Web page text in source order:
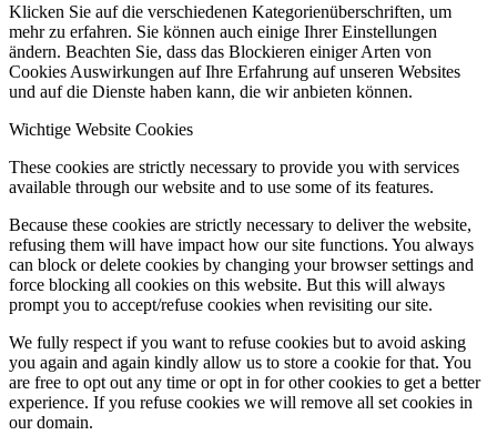
Klicken Sie auf die verschiedenen Kategorienüberschriften, um
mehr zu erfahren. Sie können auch einige Ihrer Einstellungen
ändern. Beachten Sie, dass das Blockieren einiger Arten von
Cookies Auswirkungen auf Ihre Erfahrung auf unseren Websites
und auf die Dienste haben kann, die wir anbieten können.
Wichtige Website Cookies
These cookies are strictly necessary to provide you with services
available through our website and to use some of its features.
Because these cookies are strictly necessary to deliver the website,
refusing them will have impact how our site functions. You always
can block or delete cookies by changing your browser settings and
force blocking all cookies on this website. But this will always
prompt you to accept/refuse cookies when revisiting our site.
We fully respect if you want to refuse cookies but to avoid asking
you again and again kindly allow us to store a cookie for that. You
are free to opt out any time or opt in for other cookies to get a better
experience. If you refuse cookies we will remove all set cookies in
our domain.